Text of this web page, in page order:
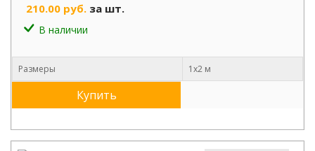
210.00 руб. за шт.
В наличии
Размеры 1х2 м
Купить